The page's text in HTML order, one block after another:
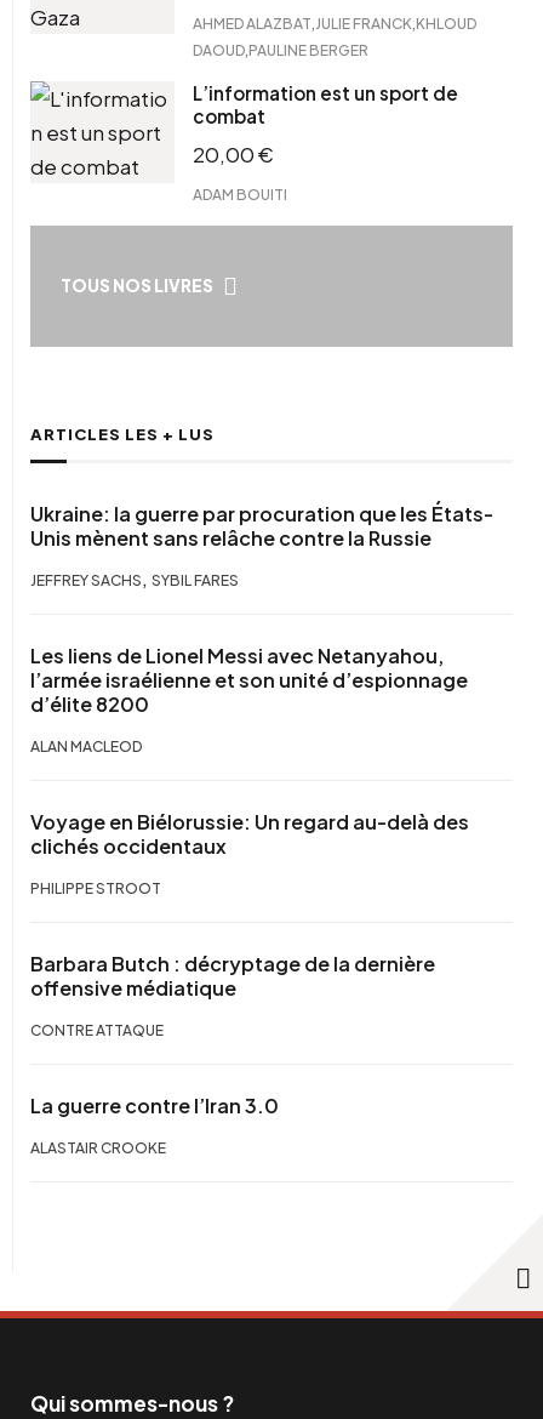
AHMED ALAZBAT JULIE FRANCK KHLOUD
DAOUD PAULINE BERGER
L’information est un sport de
combat
20,00€
ADAM BOUITI
TOUS NOS LIVRES
ARTICLES LES + LUS
Ukraine: la guerre par procuration que les États-
Unis mènent sans relâche contre la Russie
JEFFREY SACHS , SYBIL FARES
Les liens de Lionel Messi avec Netanyahou,
l’armée israélienne et son unité d’espionnage
d’élite 8200
ALAN MACLEOD
Voyage en Biélorussie: Un regard au-delà des
clichés occidentaux
PHILIPPE STROOT
Barbara Butch : décryptage de la dernière
offensive médiatique
CONTRE ATTAQUE
La guerre contre l’Iran 3.0
ALASTAIR CROOKE
Qui sommes-nous ?